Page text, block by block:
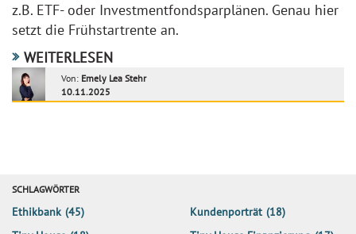
z.B. ETF- oder Investmentfondsparplänen. Genau hier
setzt die Frühstartrente an.
WEITERLESEN
Von: Emely Lea Stehr
10.11.2025
SCHLAGWÖRTER
Ethikbank (45) Kundenporträt (18)